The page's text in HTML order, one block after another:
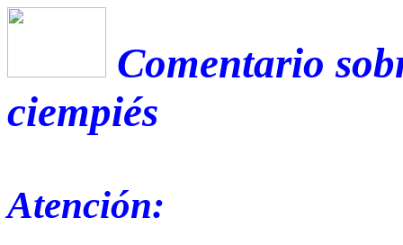
Comentario
ciempiés
Atención: